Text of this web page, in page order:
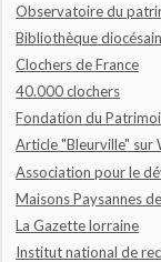
Observatoire du
Bibliothèque
Clochers de France
40.000 clochers
Fondation du
Article "Bleurville" sur
Association pour le
Maisons Paysannes
La Gazette lorraine
Institut national de